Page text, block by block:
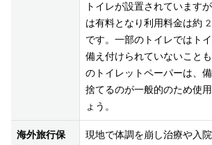
トイレが設置されています
は有料となり利用料金は
です。一部のトイレではト
備え付けられていないこと
のトイレットペーパーは、
捨てるのが一般的のため使
ょう。
海外旅行保
現地で体調を崩し治療や入